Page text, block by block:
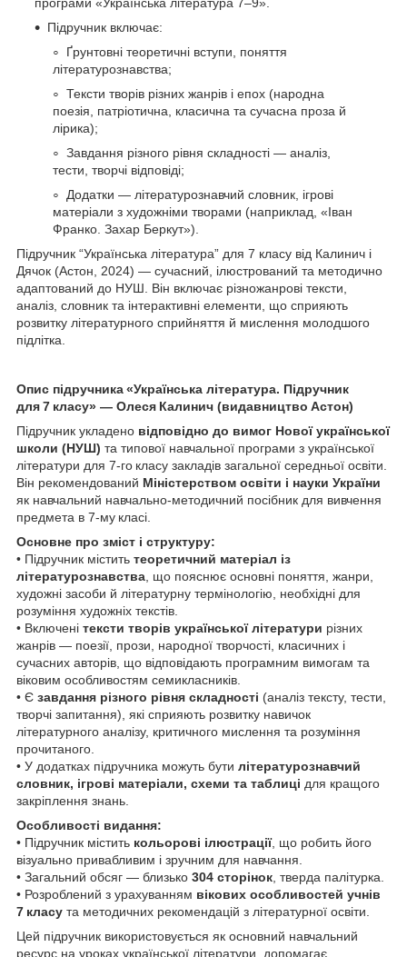
Підручник включає:
Ґрунтовні теоретичні вступи, поняття
літературознавства;
Тексти творів різних жанрів і епох (народна
поезія, патріотична, класична та сучасна проза й
лірика);
Завдання різного рівня складності — аналіз,
тести, творчі відповіді;
Додатки — літературознавчий словник, ігрові
матеріали з художніми творами (наприклад, «Іван
Франко. Захар Беркут»).
Підручник “Українська література” для 7 класу від Калинич і
Дячок (Астон, 2024) — сучасний, ілюстрований та методично
адаптований до НУШ. Він включає різножанрові тексти,
аналіз, словник та інтерактивні елементи, що сприяють
розвитку літературного сприйняття й мислення молодшого
підлітка.
Опис підручника «Українська література. Підручник
для 7 класу» — Олеся Калинич (видавництво Астон)
Підручник укладено відповідно до вимог Нової української
школи (НУШ) та типової навчальної програми з української
літератури для 7‑го класу закладів загальної середньої освіти.
Він рекомендований Міністерством освіти і науки України
як навчальний навчально‑методичний посібник для вивчення
предмета в 7‑му класі.
Основне про зміст і структуру:
• Підручник містить теоретичний матеріал із
літературознавства , що пояснює основні поняття, жанри,
художні засоби й літературну термінологію, необхідні для
розуміння художніх текстів.
• Включені тексти творів української літератури різних
жанрів — поезії, прози, народної творчості, класичних і
сучасних авторів, що відповідають програмним вимогам та
віковим особливостям семикласників.
• Є завдання різного рівня складності (аналіз тексту, тести,
творчі запитання), які сприяють розвитку навичок
літературного аналізу, критичного мислення та розуміння
прочитаного.
• У додатках підручника можуть бути літературознавчий
словник, ігрові матеріали, схеми та таблиці для кращого
закріплення знань.
Особливості видання:
• Підручник містить кольорові ілюстрації, що робить його
візуально привабливим і зручним для навчання.
• Загальний обсяг — близько 304 сторінок , тверда палітурка.
• Розроблений з урахуванням вікових особливостей учнів
7 класу та методичних рекомендацій з літературної освіти.
Цей підручник використовується як основний навчальний
ресурс на уроках української літератури, допомагає